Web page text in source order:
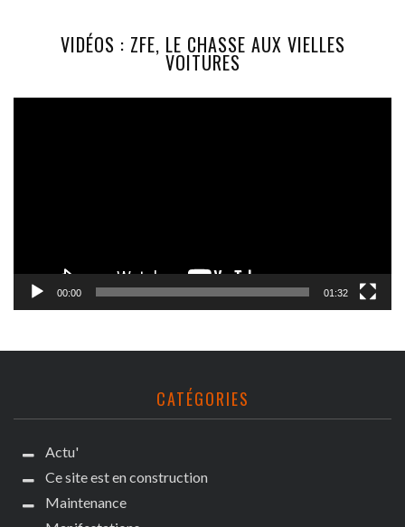
VIDÉOS : ZFE, LE CHASSE AUX VIELLES
VOITURES
00:00 01:32
CATÉGORIES
Actu'
Ce site est en construction
Maintenance